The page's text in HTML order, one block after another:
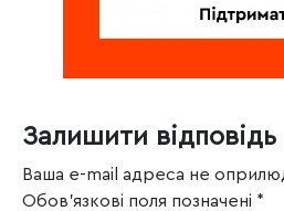
Залишити відповідь
Ваша e-mail адреса не
Обов’язкові поля позначені *